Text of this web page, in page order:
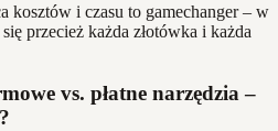
kosztów i czasu to gamechanger – w
przecież każda złotówka i każda
vs. płatne narzędzia –